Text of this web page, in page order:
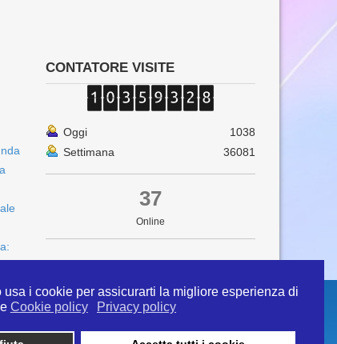
usa i cookie per assicurarti la migliore esperienza di
Cookie policy Privacy policy
CONTATORE VISITE
Oggi
1038
Settimana
36081
37
Online